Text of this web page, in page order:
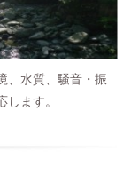
、水質、騒音・振
ます。